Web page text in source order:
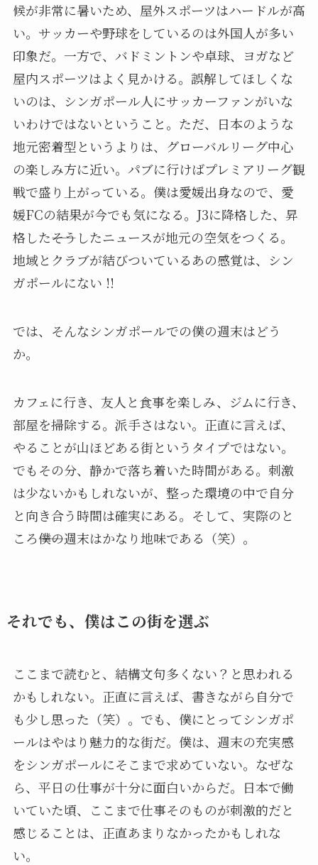
候が非常に暑いため、屋外スポーツはハードルが高
い。サッカーや野球をしているのは外国人が多い
印象だ。一方で、バドミントンや卓球、ヨガなど
屋内スポーツはよく見かける。誤解してほしくな
いのは、シンガポール人にサッカーファンがいな
いわけではないということ。ただ、日本のような
地元密着型というよりは、グローバルリーグ中心
の楽しみ方に近い。パブに行けばプレミアリーグ観
戦で盛り上がっている。僕は愛媛出身なので、愛
媛FCの結果が今でも気になる。J3に降格した、昇
格した――そうしたニュースが地元の空気をつくる。
地域とクラブが結びついているあの感覚は、シン
ガポールにない !!
では、そんなシンガポールでの僕の週末はどう
か。
カフェに行き、友人と食事を楽しみ、ジムに行き、
部屋を掃除する。派手さはない。正直に言えば、
やることが山ほどある街というタイプではない。
でもその分、静かで落ち着いた時間がある。刺激
は少ないかもしれないが、整った環境の中で自分
と向き合う時間は確実にある。そして、実際のと
ころ――僕の週末はかなり地味である（笑）。
それでも、僕はこの街を選ぶ
ここまで読むと、結構文句多くない？と思われる
かもしれない。正直に言えば、書きながら自分で
も少し思った（笑）。でも、僕にとってシンガポ
ールはやはり魅力的な街だ。僕は、週末の充実感
をシンガポールにそこまで求めていない。なぜな
ら、平日の仕事が十分に面白いからだ。日本で働
いていた頃、ここまで仕事そのものが刺激的だと
感じることは、正直あまりなかったかもしれな
い。